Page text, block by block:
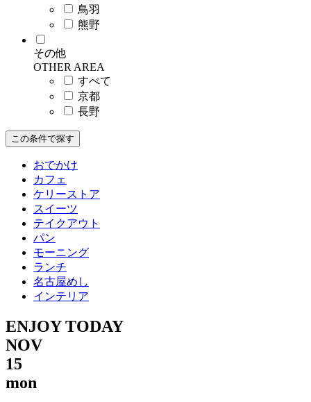
鳥羽
熊野
その他
OTHER AREA
すべて
京都
長野
この条件で探す
おでかけ
カフェ
ケリーストア
スイーツ
テイクアウト
パン
モーニング
ランチ
名古屋めし
インテリア
ENJOY TODAY
NOV
15
mon